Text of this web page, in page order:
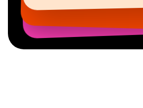
AuthentIQMarketing.com